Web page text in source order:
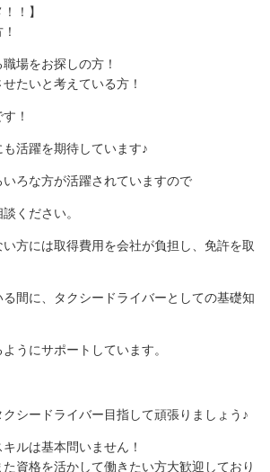
！】
場をお探しの方！
たいと考えている方！
！
活躍を期待しています♪
ろな方が活躍されていますので
ください。
方には取得費用を会社が負担し、免許を取
間に、タクシードライバーとしての基礎知
うにサポートしています。
シードライバー目指して頑張りましょう♪
ルは基本問いません！
資格を活かして働きたい方大歓迎しており